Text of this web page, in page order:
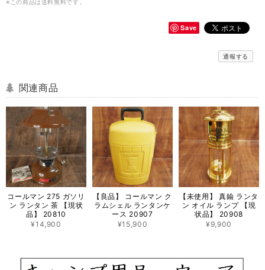
※この商品は 送料無料です。
Save
通報する
関連商品
コールマン 275 ガソリ
ン ランタン 茶 【現状
品】 20810
¥14,900
【良品】 コールマン ク
ラムシェル ランタンケ
ース 20907
¥15,900
【未使用】 真鍮 ランタ
ン オイル ランプ 【現
状品】 20908
¥9,900